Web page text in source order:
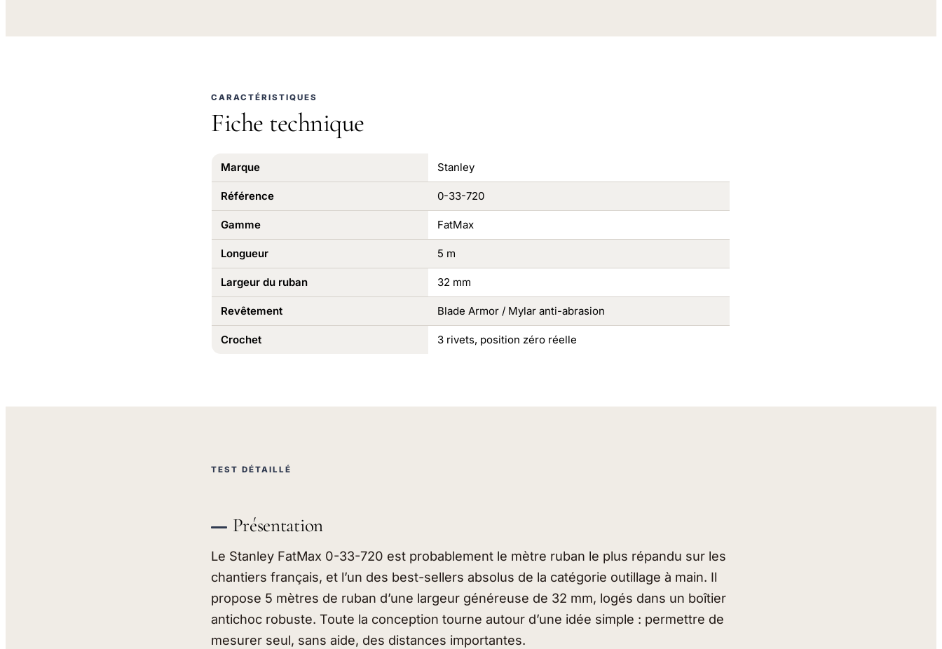
CARACTÉRISTIQUES
Fiche technique
Marque Stanley
Référence 0-33-720
Gamme FatMax
Longueur 5 m
Largeur du ruban 32 mm
Revêtement Blade Armor / Mylar anti-abrasion
Crochet 3 rivets, position zéro réelle
TEST DÉTAILLÉ
Présentation
Le Stanley FatMax 0-33-720 est probablement le mètre ruban le plus répandu sur les
chantiers français, et l’un des best-sellers absolus de la catégorie outillage à main. Il
propose 5 mètres de ruban d’une largeur généreuse de 32 mm, logés dans un boîtier
antichoc robuste. Toute la conception tourne autour d’une idée simple : permettre de
mesurer seul, sans aide, des distances importantes.